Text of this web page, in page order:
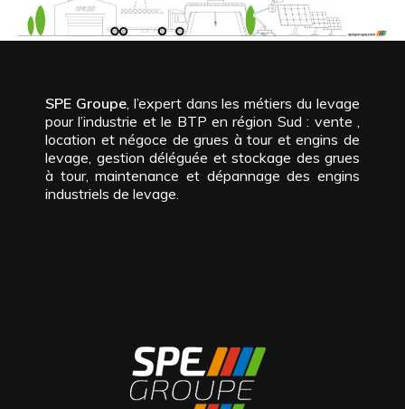
30600 Vauvert
Tél.04 42 87 01 73
13340 Rognac
Tél.04 42 87 01 73
13340 Rognac
Tél.04 42 87 01 73
SPE Groupe, l’expert dans les métiers du levage
pour l’industrie et le BTP en région Sud : vente ,
location et négoce de grues à tour et engins de
levage, gestion déléguée et stockage des grues
à tour, maintenance et dépannage des engins
industriels de levage.